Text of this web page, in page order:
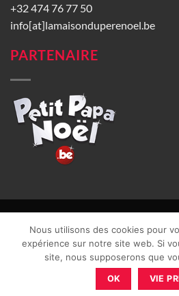
+32 474 76 77 50
info[at]lamaisonduperenoel.be
PARTENAIRE
CGU| Vie privée| TVA :
Nous utilisons des cookies pour
expérience sur notre site web. Si
site, nous supposerons que
OK VIE